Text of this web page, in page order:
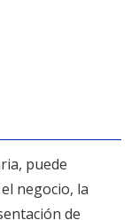
puede
negocio, la
de